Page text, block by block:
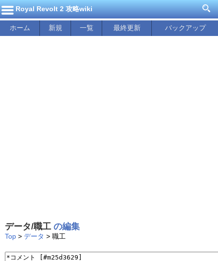
Royal Revolt 2 攻略wiki
ホーム 新規 一覧 最終更新 バックアップ
データ/職工 の編集
Top > データ > 職工